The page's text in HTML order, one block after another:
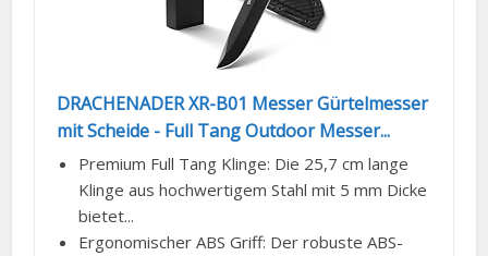
DRACHENADER XR-B01 Messer Gürtelmesser
mit Scheide - Full Tang Outdoor Messer...
Premium Full Tang Klinge: Die 25,7 cm lange
Klinge aus hochwertigem Stahl mit 5 mm Dicke
bietet...
Ergonomischer ABS Griff: Der robuste ABS-